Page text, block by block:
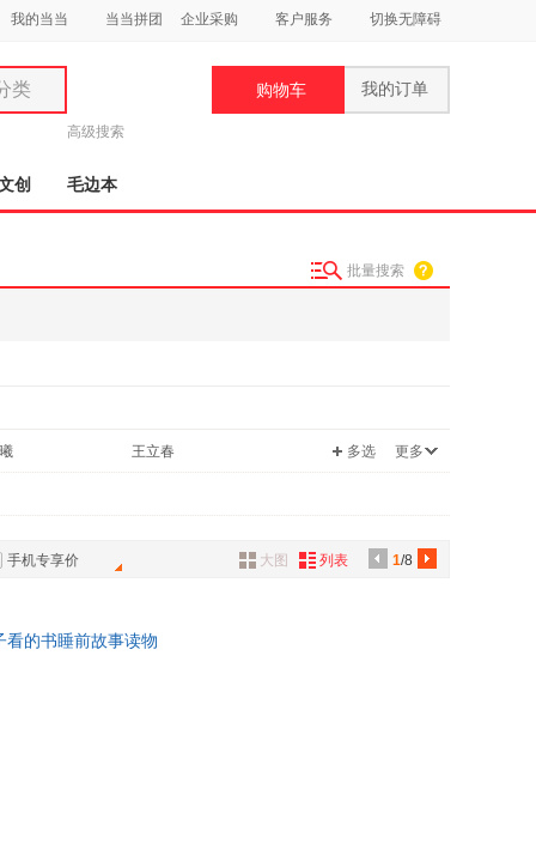
我的当当 当当拼团 企业采购 客户服务 切换无障碍
类
高级搜索
购物车 我的订单
创 毛边本
批量搜索
王立春
多选 更多
手机专享价 1/8
大图 列表
看的书睡前故事读物